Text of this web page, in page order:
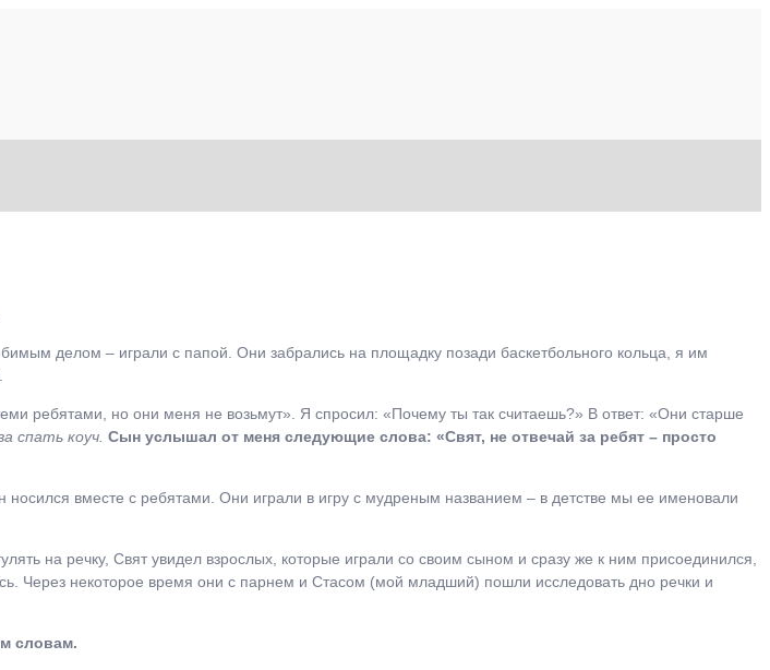
делом – играли с папой. Они забрались на площадку позади баскетбольного кольца, я им
ребятами, но они меня не возьмут». Я спросил: «Почему ты так считаешь?» В ответ: «Они старше
спать коуч. Сын услышал от меня следующие слова: «Свят, не отвечай за ребят – просто
вместе с ребятами. Они играли в игру с мудреным названием – в детстве мы ее именовали
на речку, Свят увидел взрослых, которые играли со своим сыном и сразу же к ним присоединился,
Через некоторое время они с парнем и Стасом (мой младший) пошли исследовать дно речки и
словам.